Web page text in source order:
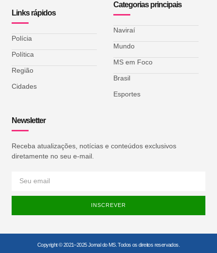
Links rápidos
Polícia
Política
Região
Cidades
Categorias principais
Naviraí
Mundo
MS em Foco
Brasil
Esportes
Newsletter
Receba atualizações, notícias e conteúdos exclusivos
diretamente no seu e-mail.
INSCREVER
Copyright © 2021–2025 Jornal do MS. Todos os direitos reservados.